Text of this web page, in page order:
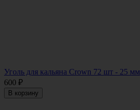
Уголь для кальяна Crown 72 шт - 25 мм
600 ₽
В корзину